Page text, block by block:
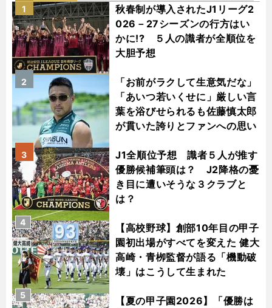
秋春制が導入されたJ1リーグ2
026－27シーズンの行方はい
かに!? ５人の識者が全順位を
大胆予想
1
「お前がラクして生意気だな」
「あいつ若いくせに」厳しい言
葉を浴びせられるも佐藤慎太郎
が貫いた誇りとファンへの思い
2
J1全順位予想 識者５人が推す
優勝候補筆頭は？ J2降格の憂
き目に遭いそうな３クラブと
は？
3
【高校野球】創部10年目の甲子
園初出場がすべてを変えた 健大
高崎・青栁監督が語る「機動破
壊」はこうして生まれた
4
【夏の甲子園2026】「優勝は
5